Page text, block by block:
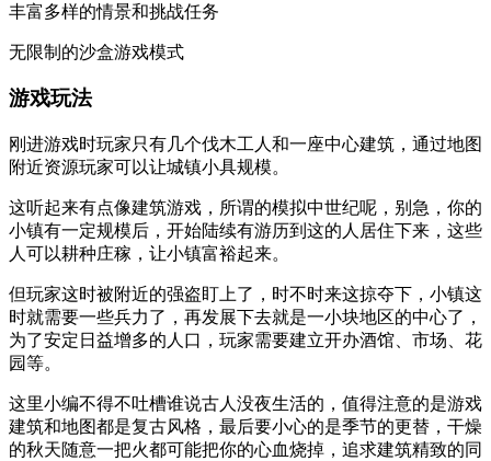
丰富多样的情景和挑战任务
无限制的沙盒游戏模式
游戏玩法
刚进游戏时玩家只有几个伐木工人和一座中心建筑，通过地图
附近资源玩家可以让城镇小具规模。
这听起来有点像建筑游戏，所谓的模拟中世纪呢，别急，你的
小镇有一定规模后，开始陆续有游历到这的人居住下来，这些
人可以耕种庄稼，让小镇富裕起来。
但玩家这时被附近的强盗盯上了，时不时来这掠夺下，小镇这
时就需要一些兵力了，再发展下去就是一小块地区的中心了，
为了安定日益增多的人口，玩家需要建立开办酒馆、市场、花
园等。
这里小编不得不吐槽谁说古人没夜生活的，值得注意的是游戏
建筑和地图都是复古风格，最后要小心的是季节的更替，干燥
的秋天随意一把火都可能把你的心血烧掉，追求建筑精致的同